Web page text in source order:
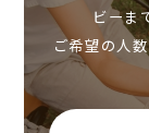
ビーま
ご希望の人